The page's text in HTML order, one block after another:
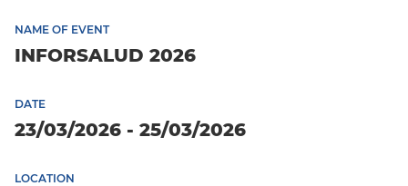
NAME OF EVENT
INFORSALUD 2026
DATE
23/03/2026 - 25/03/2026
LOCATION